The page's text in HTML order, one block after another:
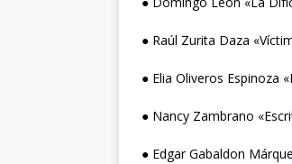
● Raúl Zurita Daza
● Elia Oliveros Espinoza
● Nancy Zambrano
● Edgar Gabaldon